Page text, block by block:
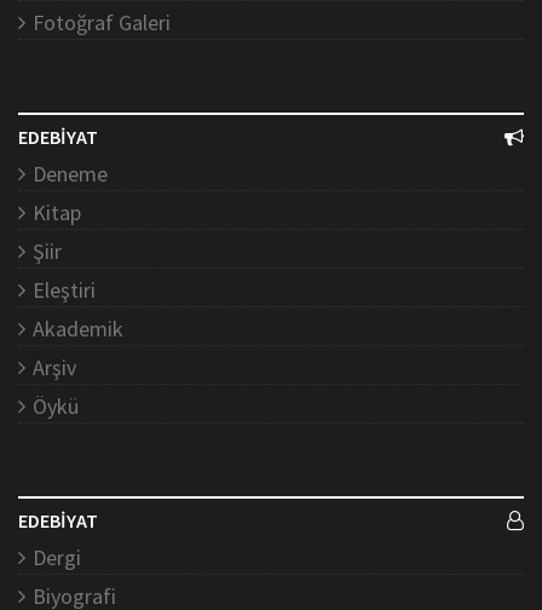
Fotoğraf Galeri
EDEBİYAT
Deneme
Kitap
Şiir
Eleştiri
Akademik
Arşiv
Öykü
EDEBİYAT
Dergi
Biyografi